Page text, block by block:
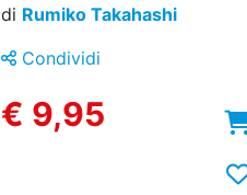
di Rumiko Takahashi
Condividi
€ 9,95